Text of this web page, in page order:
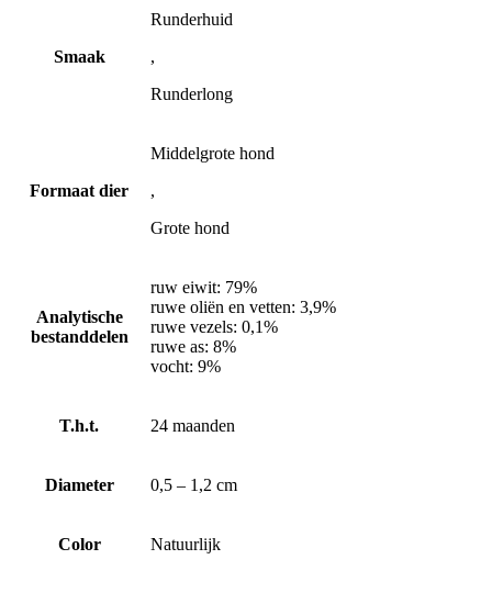
Smaak
Runderhuid
,
Runderlong
Formaat dier
Middelgrote hond
,
Grote hond
Analytische
bestanddelen
ruw eiwit: 79%
ruwe oliën en vetten: 3,9%
ruwe vezels: 0,1%
ruwe as: 8%
vocht: 9%
T.h.t. 24 maanden
Diameter 0,5 – 1,2 cm
Color Natuurlijk